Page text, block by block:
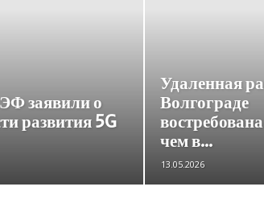
заявили о
развития 5G
Удаленная
Волгограде
чем в...
13.05.2026